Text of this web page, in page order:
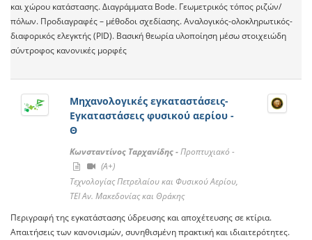
και χώρου κατάστασης. Διαγράμματα Bode. Γεωμετρικός τόπος ριζών/
πόλων. Προδιαγραφές – μέθοδοι σχεδίασης. Αναλογικός-ολοκληρωτικός-
διαφορικός ελεγκτής (PID). Βασική θεωρία υλοποίηση μέσω στοιχειώδη
σύντροφος κανονικές μορφές
Μηχανολογικές εγκαταστάσεις-
Εγκαταστάσεις φυσικού αερίου -
Θ
Κωνσταντίνος Ταρχανίδης -Προπτυχιακό -
(A+)
Τεχνολογίας Πετρελαίου και Φυσικού Αερίου,
ΤΕΙ Αν. Μακεδονίας και Θράκης
Περιγραφή της εγκατάστασης ύδρευσης και αποχέτευσης σε κτίρια.
Απαιτήσεις των κανονισμών, συνηθισμένη πρακτική και ιδιαιτερότητες.